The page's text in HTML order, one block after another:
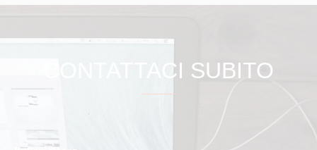
CONTATTACI SUBITO